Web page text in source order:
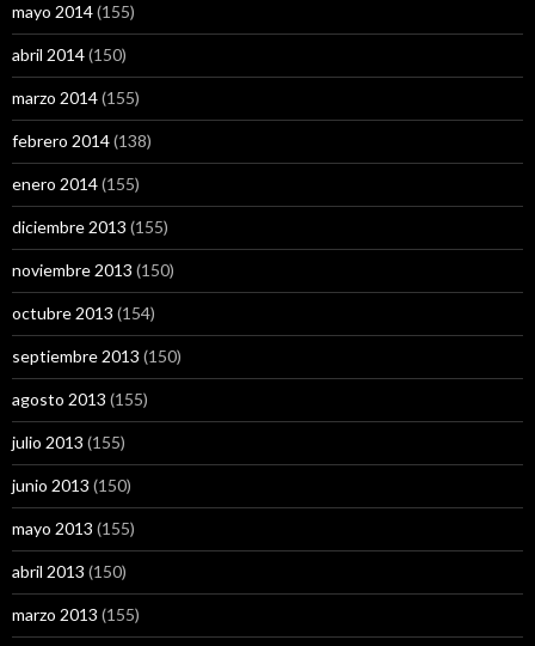
mayo 2014(155)
abril 2014(150)
marzo 2014(155)
febrero 2014(138)
enero 2014(155)
diciembre 2013 (155)
noviembre 2013 (150)
octubre 2013 (154)
septiembre 2013 (150)
agosto 2013 (155)
julio 2013 (155)
junio 2013 (150)
mayo 2013 (155)
abril 2013 (150)
marzo 2013 (155)